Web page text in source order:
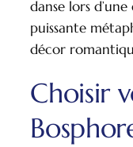
danse lors
puissante
décor
Choisir